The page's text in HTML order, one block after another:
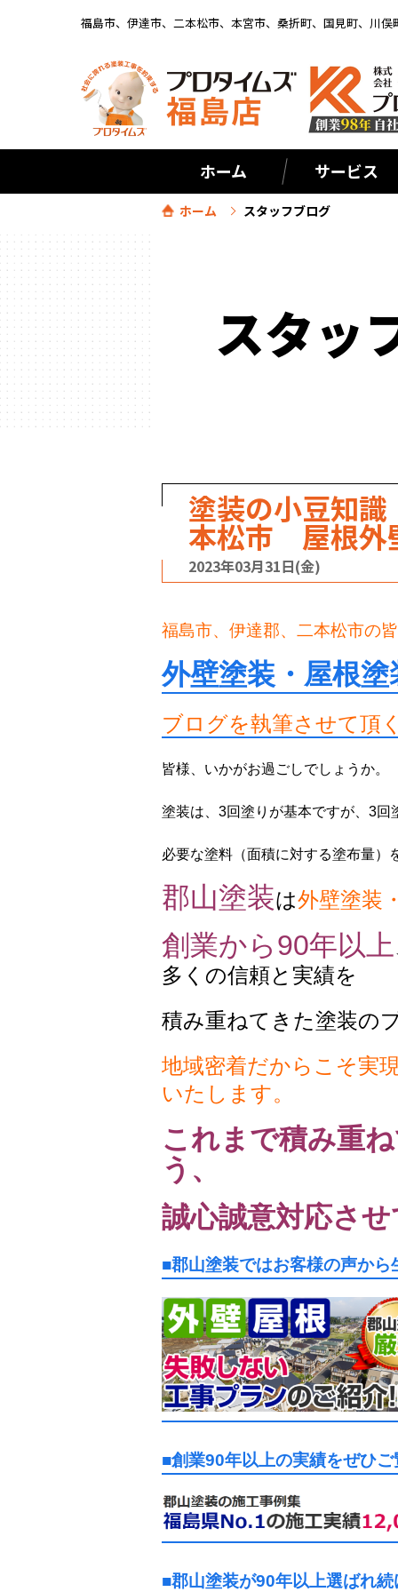
福島市、伊達市、二本松市、本宮市、桑折町、国見町、川
ホーム サービス
ホーム スタッフブログ
スタッ
塗装の小豆知
本松市 屋根外
2023年03月31日(金)
福島市、伊達郡、二本松市の
外壁塗装・屋根
ブログを執筆させて頂
皆様、いかがお過ごしでしょうか。
塗装は、3回塗りが基本ですが、3
必要な塗料（面積に対する塗布量）
郡山塗装は外壁塗装
創業から90年以上
多くの信頼と実績を
積み重ねてきた塗装の
地域密着だからこそ実
いたします。
これまで積み重
う、
誠心誠意対応さ
■郡山塗装ではお客様の声か
■創業90年以上の実績をぜひ
■郡山塗装が90年以上選ばれ